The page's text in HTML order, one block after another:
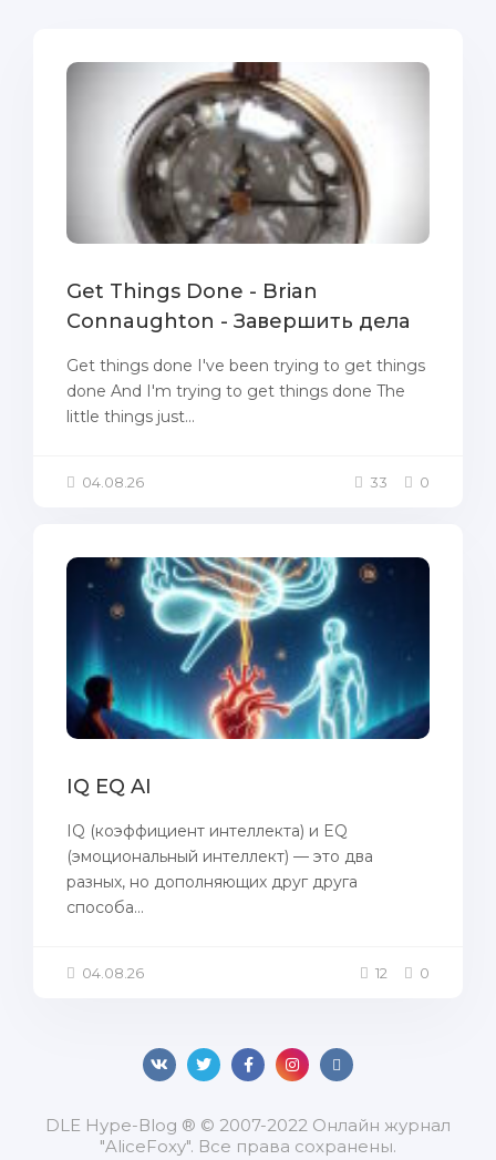
Get Things Done - Brian
Connaughton - Завершить дела
Get things done I've been trying to get things
done And I'm trying to get things done The
little things just...
04.08.26 33 0
IQ EQ AI
IQ (коэффициент интеллекта) и EQ
(эмоциональный интеллект) — это два
разных, но дополняющих друг друга
способа...
04.08.26 12 0
DLЕ Нуре-Вlоg ® © 2007-2022 Онлайн журнал
"AliceFoxy". Все права сохранены.